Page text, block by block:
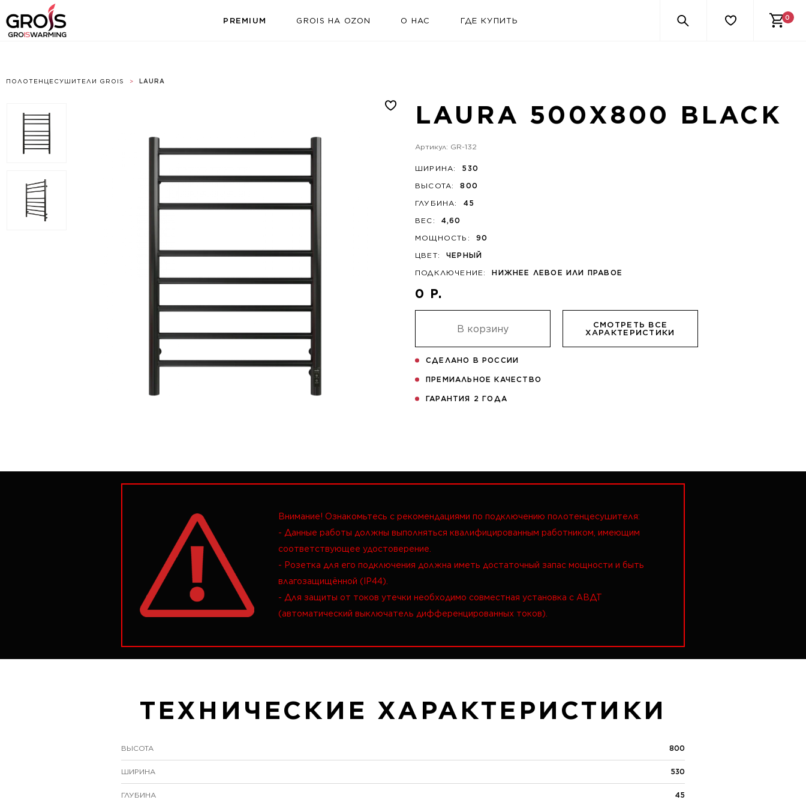
PREMIUM GROIS НА OZON О НАС ГДЕ КУПИТЬ 0
ПОЛОТЕНЦЕСУШИТЕЛИ GROIS > LAURA
LAURA 500Х800 BLACK
Артикул: GR-132
ШИРИНА:
530
ВЫСОТА:
800
ГЛУБИНА:
45
ВЕС:
4,60
МОЩНОСТЬ:
90
ЦВЕТ:
ЧЕРНЫЙ
ПОДКЛЮЧЕНИЕ:
НИЖНЕЕ ЛЕВОЕ ИЛИ ПРАВОЕ
0 Р.
В корзину
СМОТРЕТЬ ВСЕ
ХАРАКТЕРИСТИКИ
СДЕЛАНО В РОССИИ
ПРЕМИАЛЬНОЕ КАЧЕСТВО
ГАРАНТИЯ 2 ГОДА
Внимание! Ознакомьтесь с рекомендациями по подключению полотенцесушителя:
- Данные работы должны выполняться квалифицированным работником, имеющим
соответствующее удостоверение.
- Розетка для его подключения должна иметь достаточный запас мощности и быть
влагозащищённой (IP44).
- Для защиты от токов утечки необходимо совместная установка с АВДТ
(автоматический выключатель дифференцированных токов).
ТЕХНИЧЕСКИЕ ХАРАКТЕРИСТИКИ
ВЫСОТА 800
ШИРИНА 530
ГЛУБИНА 45